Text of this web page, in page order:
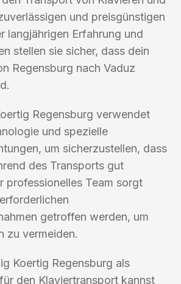
und preisgünstigen
langjährigen Erfahrung und
stellen sie sicher, dass dein
Regensburg nach Vaduz
Regensburg verwendet
und spezielle
um sicherzustellen, dass
des Transports gut
professionelles Team sorgt
getroffen werden, um
zu vermeiden.
Koertig Regensburg als
den Klaviertransport kannst